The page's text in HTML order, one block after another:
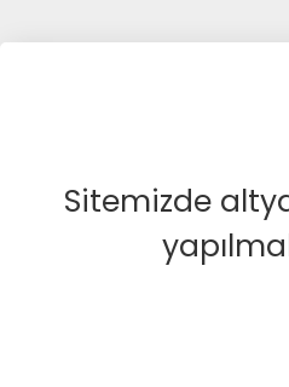
Sitemizde